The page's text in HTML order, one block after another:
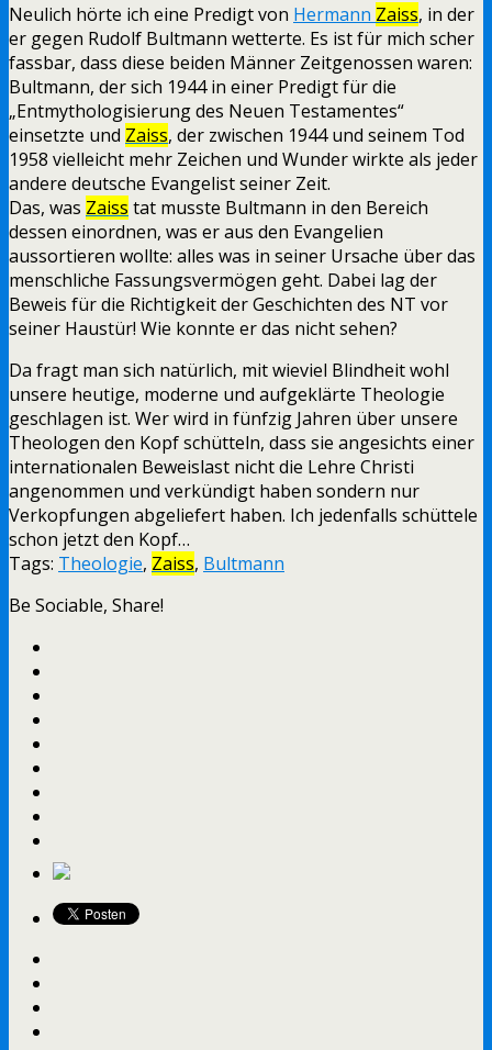
Neulich hörte ich eine Predigt von Hermann Zaiss, in der
er gegen Rudolf Bultmann wetterte. Es ist für mich scher
fassbar, dass diese beiden Männer Zeitgenossen waren:
Bultmann, der sich 1944 in einer Predigt für die
„Entmythologisierung des Neuen Testamentes“
einsetzte und Zaiss, der zwischen 1944 und seinem Tod
1958 vielleicht mehr Zeichen und Wunder wirkte als jeder
andere deutsche Evangelist seiner Zeit.
Das, was Zaiss tat musste Bultmann in den Bereich
dessen einordnen, was er aus den Evangelien
aussortieren wollte: alles was in seiner Ursache über das
menschliche Fassungsvermögen geht. Dabei lag der
Beweis für die Richtigkeit der Geschichten des NT vor
seiner Haustür! Wie konnte er das nicht sehen?
Da fragt man sich natürlich, mit wieviel Blindheit wohl
unsere heutige, moderne und aufgeklärte Theologie
geschlagen ist. Wer wird in fünfzig Jahren über unsere
Theologen den Kopf schütteln, dass sie angesichts einer
internationalen Beweislast nicht die Lehre Christi
angenommen und verkündigt haben sondern nur
Verkopfungen abgeliefert haben. Ich jedenfalls schüttele
schon jetzt den Kopf…
Tags: Theologie, Zaiss, Bultmann
Be Sociable, Share!